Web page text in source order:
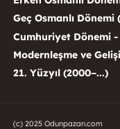
Geç Osmanlı Dönemi
Cumhuriyet Dönemi -
Modernleşme ve
21. Yüzyıl (2000–...)
(c) 2025 Odunpazarı.com